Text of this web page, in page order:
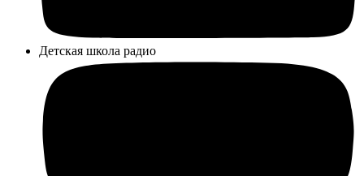
Детская школа радио